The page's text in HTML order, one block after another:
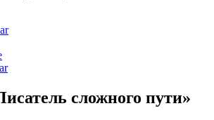
сложного пути»